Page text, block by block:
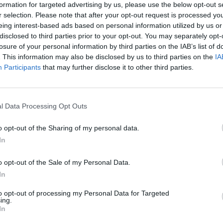
for targeted advertising by us, please use the below opt-out
selection. Please note that after your opt-out request is processed
interest-based ads based on personal information utilized by us
to third parties prior to your opt-out. You may separately
of your personal information by third parties on the IAB’s list of
This information may also be disclosed by us to third parties on the
Participants that may further disclose it to other third parties.
Data Processing Opt Outs
opt-out of the Sharing of my personal data.
opt-out of the Sale of my Personal Data.
opt-out of processing my Personal Data for Targeted
nőtt az antiszemitizmus Németországban: a RIAS
ami napi 24 esetet jelent.
Incidenseket Vizsgáló Szövetségi Egyesület (RIAS)
romlott a zsidó közösség biztonsági helyzete
nyolc szélsőséges erőszakcselekmény, 186 támadás, 443
portfolio.hu hírarchívumához tartozik, melynek olvasása